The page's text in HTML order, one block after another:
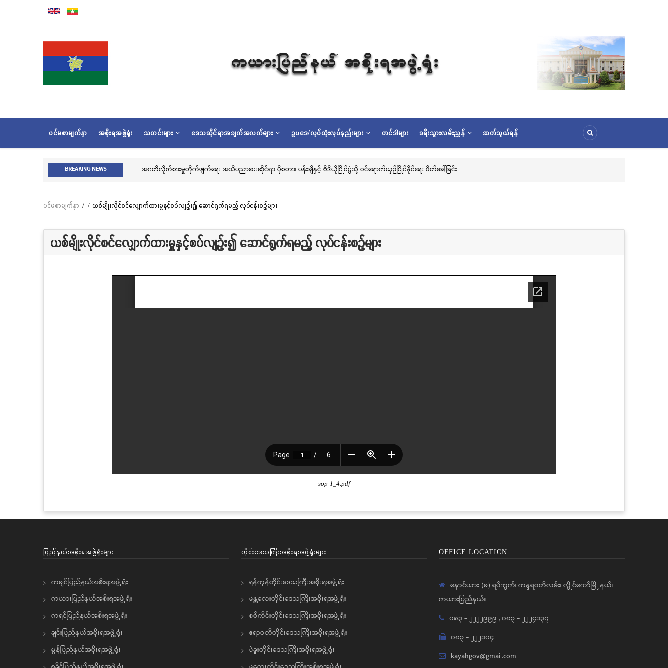
MAIN
NAVIGATION
ပင်မစာမျက်နှာ အစိုးရအဖွဲ့ရုံး သတင်းများ ဒေသဆိုင်ရာအချက်အလက်များ ဥပဒေ/လုပ်ထုံးလုပ်နည်းများ တင်ဒါများ ခရီးသွားလမ်းညွှန် ဆက်သွယ်ရန်
BREAKING NEWS အဂတိလိုက်စားမှုတိုက်ဖျက်ရေး အသိပညာပေးဆိုင်ရာ ပိုစတာ၊ ပန်းချီနှင့် ဗီဒီယိုပြိုင်ပွဲသို့ ဝင်ရောက်ယှဉ်ပြိုင်နိုင်ရေး ဖိတ်ခေါ်ခြင်း
Breadcrumb
ပင်မစာမျက်နှာ / / ယစ်မျိုးလိုင်စင်လျှောက်ထားမှုနှင့်စပ်လျဉ်း၍ ဆောင်ရွက်ရမည့် လုပ်ငန်းစဉ်များ
ယစ်မျိုးလိုင်စင်လျှောက်ထားမှုနှင့်စပ်လျဉ်း၍ ဆောင်ရွက်ရမည့် လုပ်ငန်းစဉ်များ
sop-1_4.pdf
ပြည်နယ်အစိုးရအဖွဲ့ရုံးများ
ကချင်ပြည်နယ်အစိုးရအဖွဲ့ရုံး
ကယားပြည်နယ်အစိုးရအဖွဲ့ရုံး
ကရင်ပြည်နယ်အစိုးရအဖွဲ့ရုံး
ချင်းပြည်နယ်အစိုးရအဖွဲ့ရုံး
မွန်ပြည်နယ်အစိုးရအဖွဲ့ရုံး
တိုင်းဒေသကြီးအစိုးရအဖွဲ့ရုံးများ
ရန်ကုန်တိုင်းဒေသကြီးအစိုးရအဖွဲ့ရုံး
မန္တလေးတိုင်းဒေသကြီးအစိုးရအဖွဲ့ရုံး
စစ်ကိုင်းတိုင်းဒေသကြီးအစိုးရအဖွဲ့ရုံး
ဧရာဝတီတိုင်းဒေသကြီးအစိုးရအဖွဲ့ရုံး
ပဲခူးတိုင်းဒေသကြီးအစိုးရအဖွဲ့ရုံး
OFFICE LOCATION
နောင်ယား (ခ) ရပ်ကွက်၊ ကန္ဒရဝတီလမ်း၊ လွိုင်ကော်မြို့နယ်၊
ကယားပြည်နယ်။
၀၈၃ - ၂၂၂၂၉၉၉ ,၀၈၃ - ၂၂၂၄၁၃၇
၀၈၃ - ၂၂၂၁၀၄
kayahgov@gmail.com